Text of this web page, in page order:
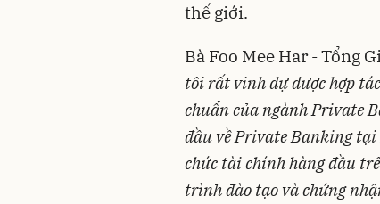
thế giới.
Bà Foo Mee Har - Tổng
tôi rất vinh dự được hợp
chuẩn của ngành Private
đầu về Private Banking tại
chức tài chính hàng đầu
trình đào tạo và chứng